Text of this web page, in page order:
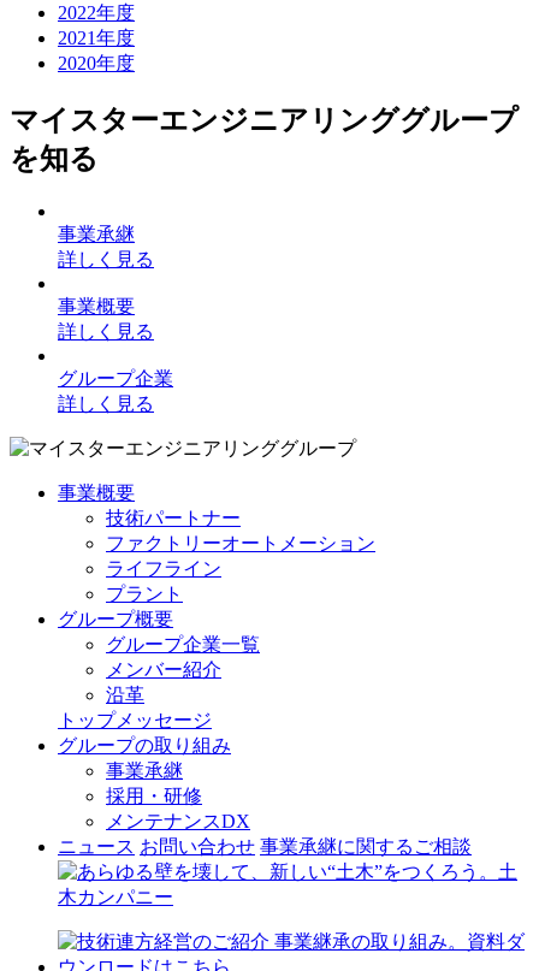
2022年度
2021年度
2020年度
マイスターエンジニアリンググループ
を知る
事業承継
詳しく見る
事業概要
詳しく見る
グループ企業
詳しく見る
事業概要
技術パートナー
ファクトリーオートメーション
ライフライン
プラント
グループ概要
グループ企業一覧
メンバー紹介
沿革
トップメッセージ
グループの取り組み
事業承継
採用・研修
メンテナンスDX
ニュース お問い合わせ 事業承継に関するご相談